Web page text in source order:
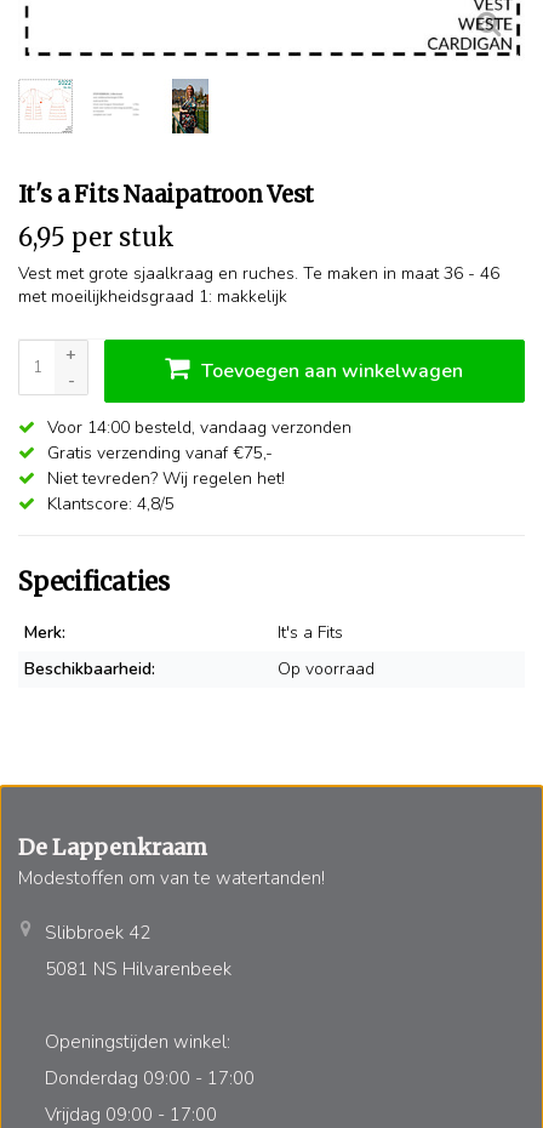
It's a Fits Naaipatroon Vest
6,95 per stuk
Vest met grote sjaalkraag en ruches. Te maken in maat 36 - 46
met moeilijkheidsgraad 1: makkelijk
+
-
Toevoegen aan winkelwagen
Voor 14:00 besteld, vandaag verzonden
Gratis verzending vanaf €75,-
Niet tevreden? Wij regelen het!
Klantscore: 4,8/5
Specificaties
Merk:
It's a Fits
Beschikbaarheid:
Op voorraad
De Lappenkraam
Modestoffen om van te watertanden!
Slibbroek 42
5081 NS Hilvarenbeek
Openingstijden winkel:
Donderdag 09:00 - 17:00
Vrijdag 09:00 - 17:00